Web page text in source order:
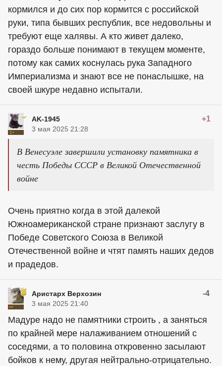
кормился и до сих пор кормится с российской
руки, типа бывших республик, все недовольны и
требуют еще халявы. А кто живет далеко,
гораздо больше понимают в текущем моменте,
потому как самих коснулась рука Западного
Империализма и знают все не понаслышке, на
своей шкуре недавно испытали.
AK-1945 +1
3 мая 2025 21:28
В Венесуэле завершили установку памятника в
честь Победы СССР в Великой Отечественной
войне
Очень приятно когда в этой далекой
Южноамериканской стране признают заслугу в
Победе Советского Союза в Великой
Отечественной войне и чтят память наших дедов
и прадедов.
Аристарх Верхозин -4
3 мая 2025 21:40
Мадуре надо не памятники строить , а заняться
по крайней мере налаживанием отношений с
соседями, а то половина откровенно засылают
бойков к нему, другая нейтрально-отрицательно.